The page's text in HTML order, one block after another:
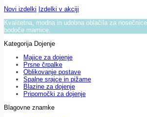
Novi izdelki Izdelki v akciji
Kvalitetna, modna in udobna oblačila za
bodoče mamice.
Kategorija Dojenje
Majice za dojenje
Prsne črpalke
Oblikovanje postave
Spalne srajce in pižame
Blazine za dojenje
Pripomočki za dojenje
Blagovne znamke